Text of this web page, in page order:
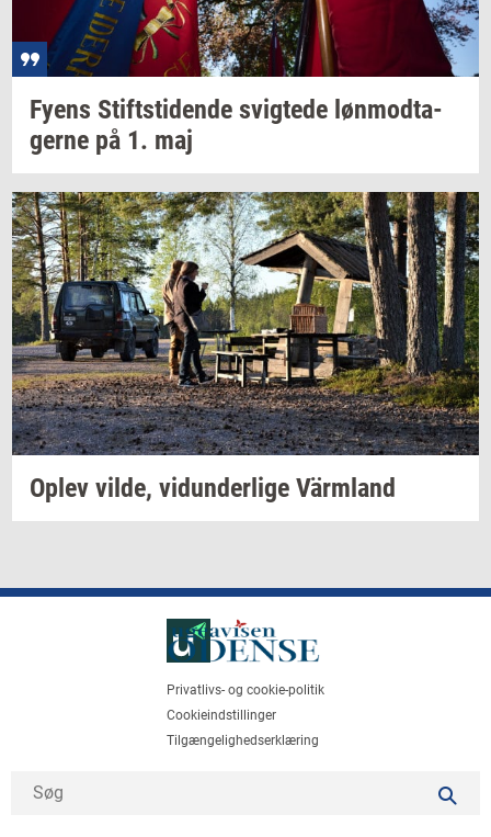
Fyens Stift­s­ti­den­de svig­te­de løn­mod­ta­
ger­ne på 1. maj
Oplev vilde, vi­dun­der­li­ge Värmland
Privatlivs- og cookie-politik
Cookieindstillinger
Tilgængelighedserklæring